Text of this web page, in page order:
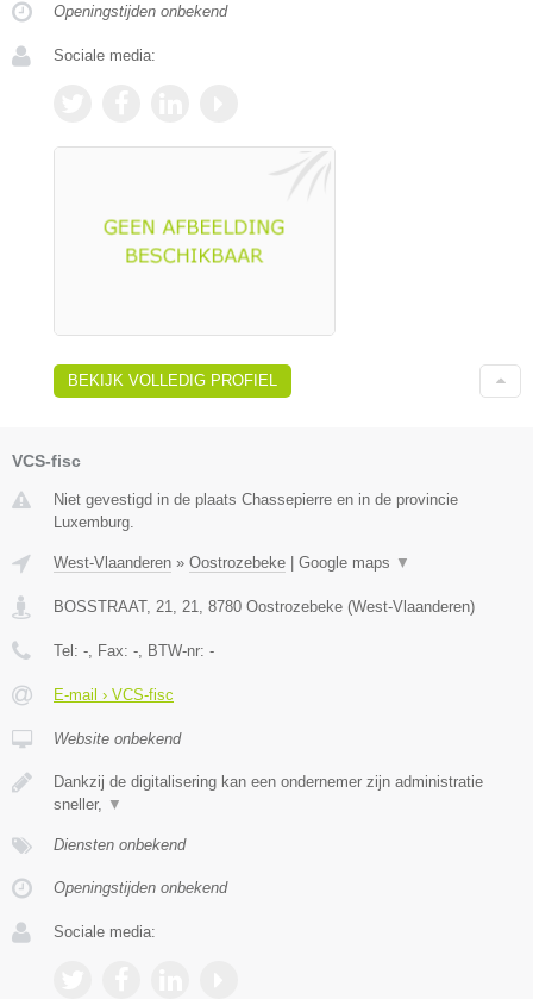
Openingstijden onbekend
Sociale media:
BEKIJK VOLLEDIG PROFIEL
VCS-fisc
Niet gevestigd in de plaats Chassepierre en in de provincie
Luxemburg.
West-Vlaanderen » Oostrozebeke | Google maps ▼
BOSSTRAAT, 21, 21 8780 Oostrozebeke (West-Vlaanderen)
Tel: - , Fax: - , BTW-nr: -
E-mail › VCS-fisc
Website onbekend
Dankzij de digitalisering kan een ondernemer zijn administratie
sneller,
▼
Diensten onbekend
Openingstijden onbekend
Sociale media: